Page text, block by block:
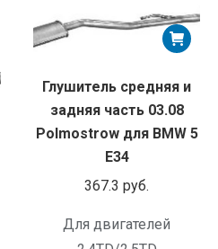
Глушитель средняя и
задняя часть 03.08
Polmostrow для BMW 5
E34
367.3 руб.
Для двигателей